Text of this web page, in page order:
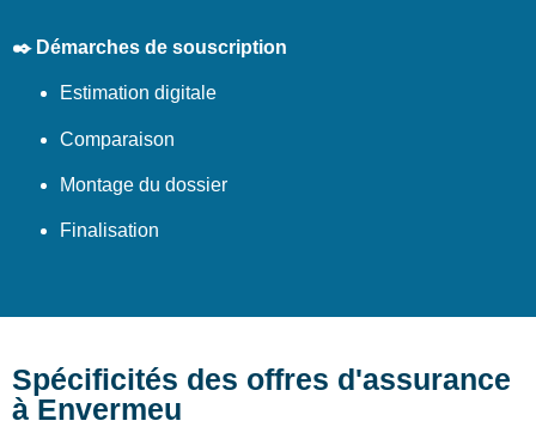
✒️ Démarches de souscription
Estimation digitale
Comparaison
Montage du dossier
Finalisation
Spécificités des offres d'assurance
à Envermeu